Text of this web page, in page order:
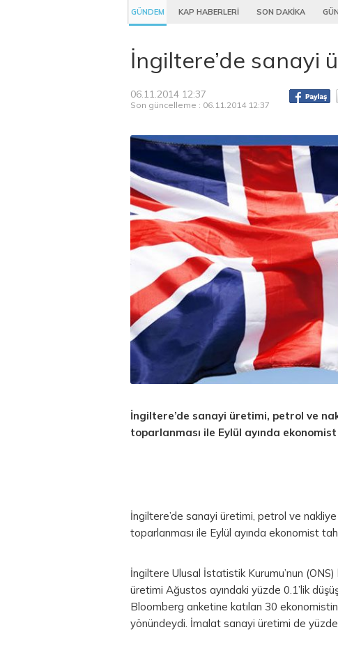
GÜNDEM KAP HABERLERİ SON DAKİKA
İngiltere’de sanayi
06.11.2014 12:37
Son güncelleme : 06.11.2014 12:37
İngiltere’de sanayi üretimi, petrol ve
toparlanması ile Eylül ayında
İngiltere’de sanayi üretimi, petrol ve
toparlanması ile Eylül ayında ekonomist
İngiltere Ulusal İstatistik Kurumu’nun
üretimi Ağustos ayındaki yüzde 0.1’lik
Bloomberg anketine katılan 30
yönündeydi. İmalat sanayi üretimi de yüzde